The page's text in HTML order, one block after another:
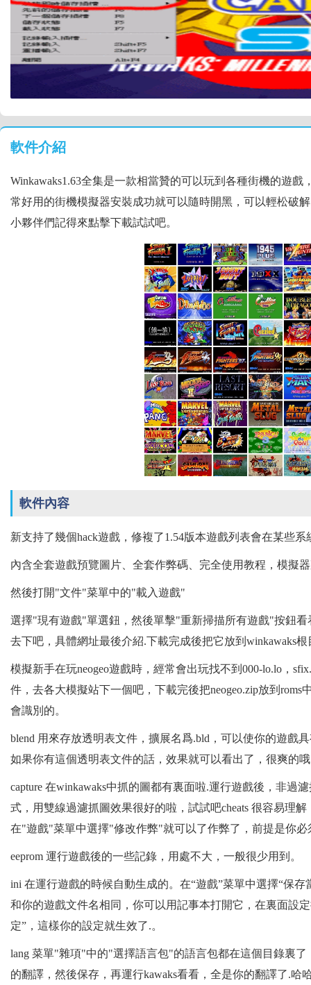
軟件介紹
Winkawaks1.63全集是一款相當贊的可以玩到各種街機的遊
常好用的街機模擬器安裝成功就可以隨時開黑，可以輕松破
小夥伴們記得來點擊下載試試吧。
軟件內容
新支持了幾個hack遊戲，修複了1.54版本遊戲列表會在某些
內含全套遊戲預覽圖片、全套作弊碼、完全使用教程，模擬
然後打開"文件"菜單中的"載入遊戲"
選擇"現有遊戲"單選鈕，然後單擊"重新掃描所有遊戲"按鈕
去下吧，具體網址最後介紹.下載完成後把它放到winkawaks
模擬新手在玩neogeo遊戲時，經常會出玩找不到000-lo.lo，
件，去各大模擬站下一個吧，下載完後把neogeo.zip放到
會識別的。
blend 用來存放透明表文件，擴展名爲.bld，可以使你的遊
如果你有這個透明表文件的話，效果就可以看出了，很爽的
capture 在winkawaks中抓的圖都有裏面啦.運行遊戲後，非過
式，用雙線過濾抓圖效果很好的啦，試試吧cheats 很容易理
在"遊戲"菜單中選擇"修改作弊"就可以了作弊了，前提是你
eeprom 運行遊戲後的一些記錄，用處不大，一般很少用到。
ini 在運行遊戲的時候自動生成的。在“遊戲”菜單中選擇“保
和你的遊戲文件名相同，你可以用記事本打開它，在裏面設
定”，這樣你的設定就生效了.。
lang 菜單"雜項"中的"選擇語言包"的語言包都在這個目錄裏
的翻譯，然後保存，再運行kawaks看看，全是你的翻譯了.哈